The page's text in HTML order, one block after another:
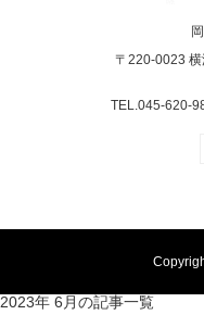
〒220-0023
TEL.045-620-
2023年 6月の記事一覧